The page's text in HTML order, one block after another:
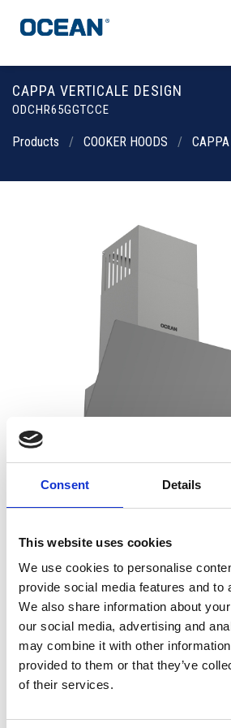
Consent Details
This website uses cookies
We use cookies to personalise
provide social media features and to
We also share information about
our social media, advertising and
may combine it with other
provided to them or that they’ve
of their services.
CAPPA VERTICALE DESIGN
ODCHR65GGTCCE
Products / COOKER HOODS /
CAPPA VERTICALE DESIGN